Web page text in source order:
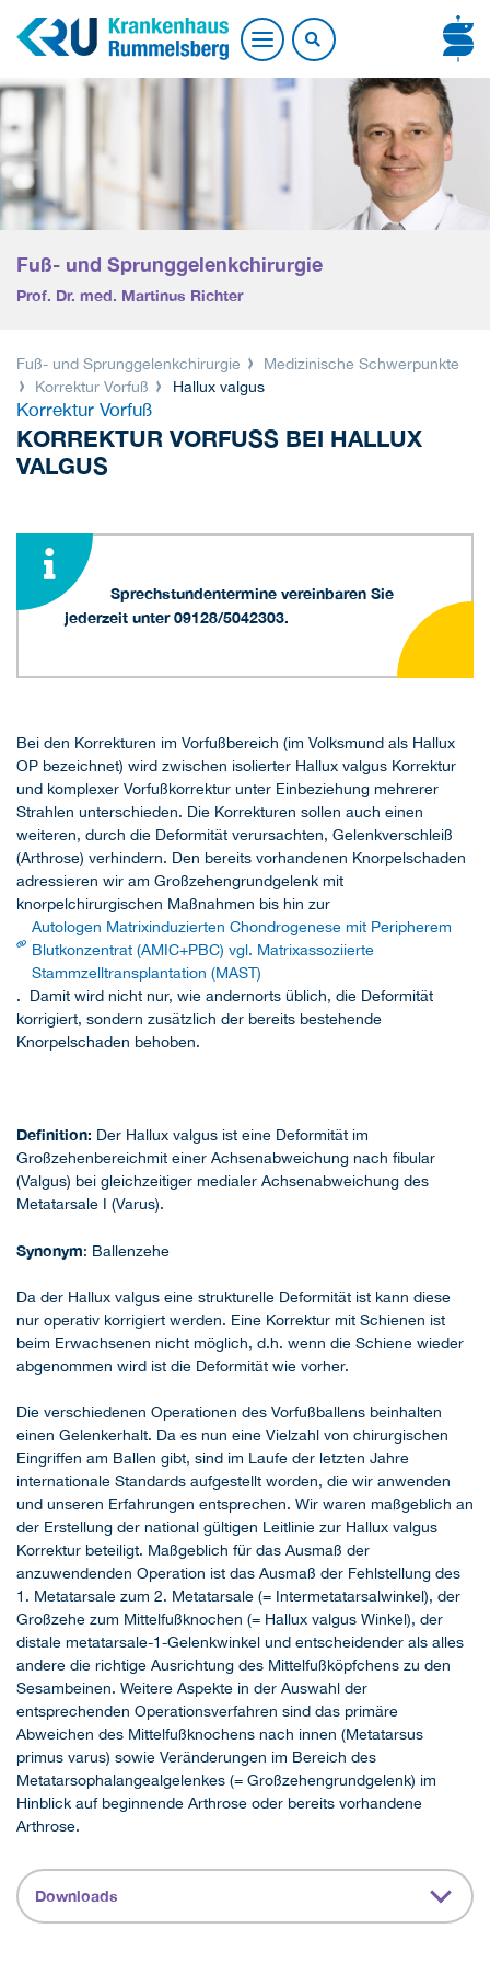
Fuß- und Sprunggelenkchirurgie
Prof. Dr. med. Martinus Richter
Fuß- und Sprunggelenkchirurgie
Medizinische Schwerpunkte
Korrektur Vorfuß
Hallux valgus
Korrektur Vorfuß
KORREKTUR VORFUSS BEI HALLUX V
ALGUS
Sprechstundentermine vereinbaren Sie
jederzeit unter 09128/5042303.
Bei den Korrekturen im Vorfußbereich (im Volksmund als Hallux
OP bezeichnet) wird zwischen isolierter Hallux valgus Korrektur
und komplexer Vorfußkorrektur unter Einbeziehung mehrerer
Strahlen unterschieden. Die Korrekturen sollen auch einen
weiteren, durch die Deformität verursachten, Gelenkverschleiß
(Arthrose) verhindern. Den bereits vorhandenen Knorpelschaden
adressieren wir am Großzehengrundgelenk mit
knorpelchirurgischen Maßnahmen bis hin zur
Autologen Matrixinduzierten Chondrogenese mit Peripherem
Blutkonzentrat (AMIC+PBC) vgl. Matrixassoziierte
Stammzelltransplantation (MAST)
. Damit wird nicht nur, wie andernorts üblich, die Deformität
korrigiert, sondern zusätzlich der bereits bestehende
Knorpelschaden behoben.
Definition: Der Hallux valgus ist eine Deformität im
Großzehenbereichmit einer Achsenabweichung nach fibular
(Valgus) bei gleichzeitiger medialer Achsenabweichung des
Metatarsale I (Varus).
Synonym: Ballenzehe
Da der Hallux valgus eine strukturelle Deformität ist kann diese
nur operativ korrigiert werden. Eine Korrektur mit Schienen ist
beim Erwachsenen nicht möglich, d.h. wenn die Schiene wieder
abgenommen wird ist die Deformität wie vorher.
Die verschiedenen Operationen des Vorfußballens beinhalten
einen Gelenkerhalt. Da es nun eine Vielzahl von chirurgischen
Eingriffen am Ballen gibt, sind im Laufe der letzten Jahre
internationale Standards aufgestellt worden, die wir anwenden
und unseren Erfahrungen entsprechen. Wir waren maßgeblich an
der Erstellung der national gültigen Leitlinie zur Hallux valgus
Korrektur beteiligt. Maßgeblich für das Ausmaß der
anzuwendenden Operation ist das Ausmaß der Fehlstellung des
1. Metatarsale zum 2. Metatarsale (= Intermetatarsalwinkel), der
Großzehe zum Mittelfußknochen (= Hallux valgus Winkel), der
distale metatarsale-1-Gelenkwinkel und entscheidender als alles
andere die richtige Ausrichtung des Mittelfußköpfchens zu den
Sesambeinen. Weitere Aspekte in der Auswahl der
entsprechenden Operationsverfahren sind das primäre
Abweichen des Mittelfußknochens nach innen (Metatarsus
primus varus) sowie Veränderungen im Bereich des
Metatarsophalangealgelenkes (= Großzehengrundgelenk) im
Hinblick auf beginnende Arthrose oder bereits vorhandene
Arthrose.
Downloads